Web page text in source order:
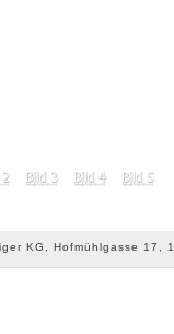
KG, Hofmühlgasse